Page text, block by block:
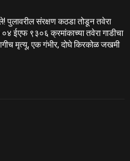
पुलावरील संरक्षण कठडा तोडून तवेरा
ईएफ ९३०६ क्रमांकाच्या तवेरा गाडीचा
मृत्यू, एक गंभीर, दोघे किरकोळ जखमी